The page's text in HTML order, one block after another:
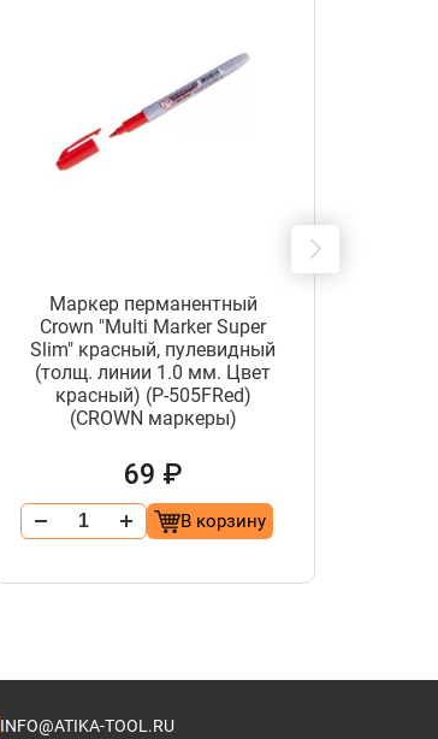
Маркер перманентный
Crown "Multi Marker Super
Slim" красный, пулевидный
(толщ. линии 1.0 мм. Цвет
красный) (P-505FRed)
(CROWN маркеры)
69 ₽
В корзину
INFO@ATIKA-TOOL.RU